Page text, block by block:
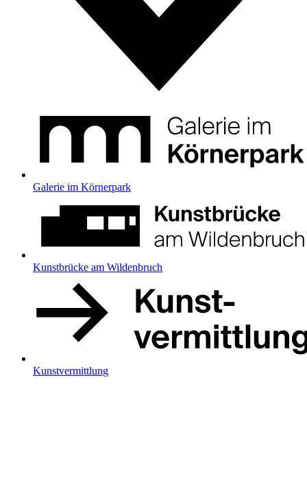
Galerie im Körnerpark
Kunstbrücke am Wildenbruch
Kunstvermittlung